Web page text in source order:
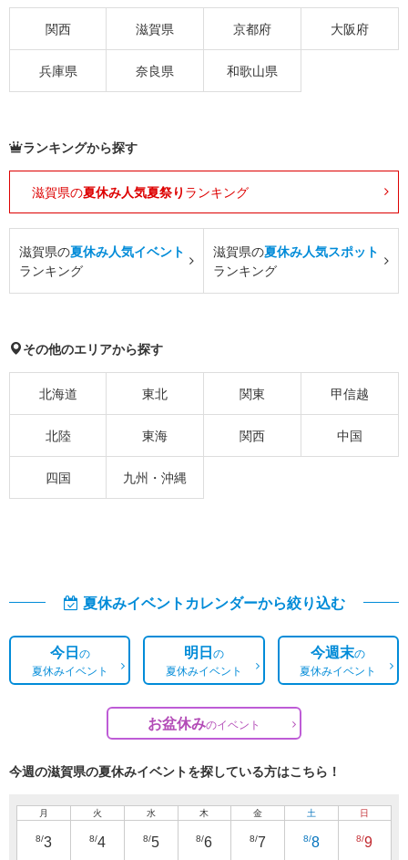
関西 滋賀県 京都府 大阪府
兵庫県 奈良県 和歌山県
ランキングから探す
滋賀県の夏休み人気夏祭り ランキング
滋賀県の夏休み人気イベント
ランキング
滋賀県の夏休み人気スポット
ランキング
その他のエリアから探す
北海道 東北 関東 甲信越
北陸 東海 関西 中国
四国 九州・沖縄
夏休みイベントカレンダーから絞り込む
今日の
夏休みイベント
明日の
夏休みイベント
今週末の
夏休みイベント
お盆休みのイベント
今週の滋賀県の夏休みイベントを探している方はこちら！
月
8/3
火
8/4
水
8/5
木
8/6
金
8/7
土
8/8
日
8/9